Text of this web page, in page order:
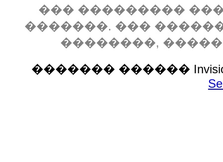
��� ���������
�������. ���
��������,
������� ������ Invision